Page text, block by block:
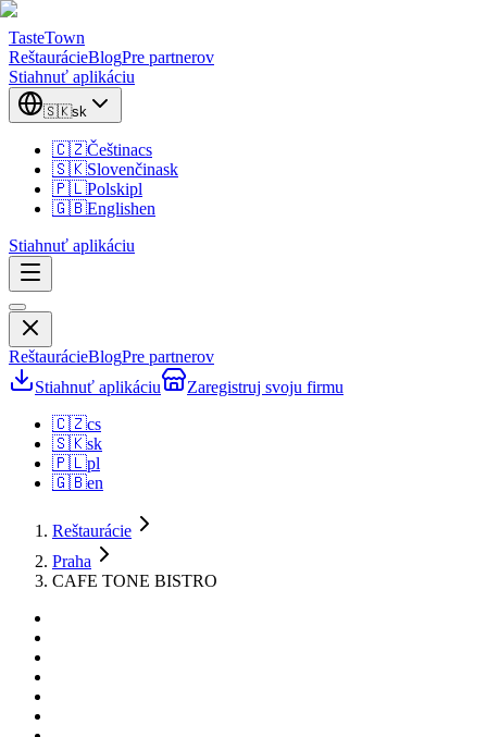
TasteTown
ReštaurácieBlogPre partnerov
Stiahnuť aplikáciu
🇸🇰sk
🇨🇿Češtinacs
🇸🇰Slovenčinask
🇵🇱Polskipl
🇬🇧Englishen
Stiahnuť aplikáciu
ReštaurácieBlogPre partnerov
Stiahnuť aplikáciu
Zaregistruj svoju firmu
🇨🇿cs
🇸🇰sk
🇵🇱pl
🇬🇧en
Reštaurácie
Praha
CAFE TONE BISTRO